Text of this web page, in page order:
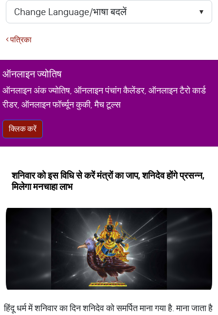
पत्रिका
ऑनलाइन ज्योतिष
ऑनलाइन अंक ज्योतिष, ऑनलाइन पंचांग कैलेंडर, ऑनलाइन टैरो कार्ड
रीडर, ऑनलाइन फॉर्च्यून कुकी, मैच टूल्स
क्लिक करें
शनिवार को इस विधि से करें मंत्रों का जाप, शनिदेव होंगे प्रसन्न,
मिलेगा मनचाहा लाभ
हिंदू धर्म में शनिवार का दिन शनिदेव को समर्पित माना गया है. माना जाता है